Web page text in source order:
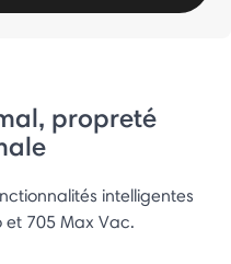
propreté
intelligentes
705 Max Vac.